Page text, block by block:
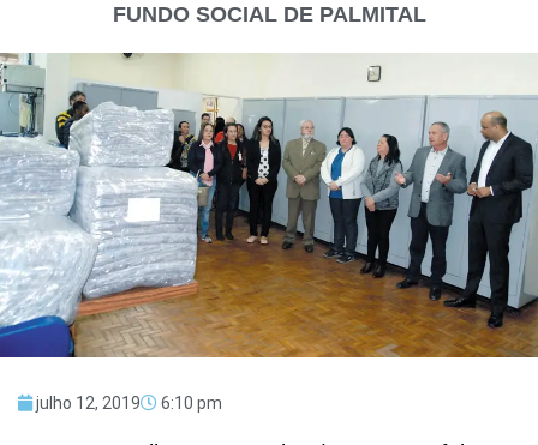
FUNDO SOCIAL DE PALMITAL
julho 12, 2019 6:10 pm